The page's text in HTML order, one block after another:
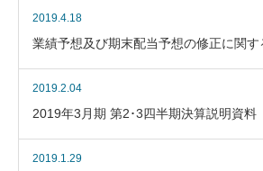
2019.4.18
業績予想及び期末配当予想の修正に関す
2019.2.04
2019年3月期 第2･3四半期決算説明資料
2019.1.29